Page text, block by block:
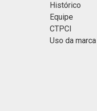
Histórico
Equipe
CTPCI
Uso da marca